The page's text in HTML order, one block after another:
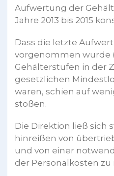
Aufwertung der
Jahre 2013 bis 2015
Dass die letzte
vorgenommen wurde
Gehälterstufen in der
gesetzlichen
waren, schien auf
stoßen.
Die Direktion ließ sich
hinreißen von
und von einer
der Personalkosten zu